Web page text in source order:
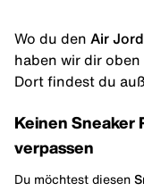
Wo du den Air
haben wir dir
Dort findest du
Keinen Sneaker
verpassen
Du möchtest diesen